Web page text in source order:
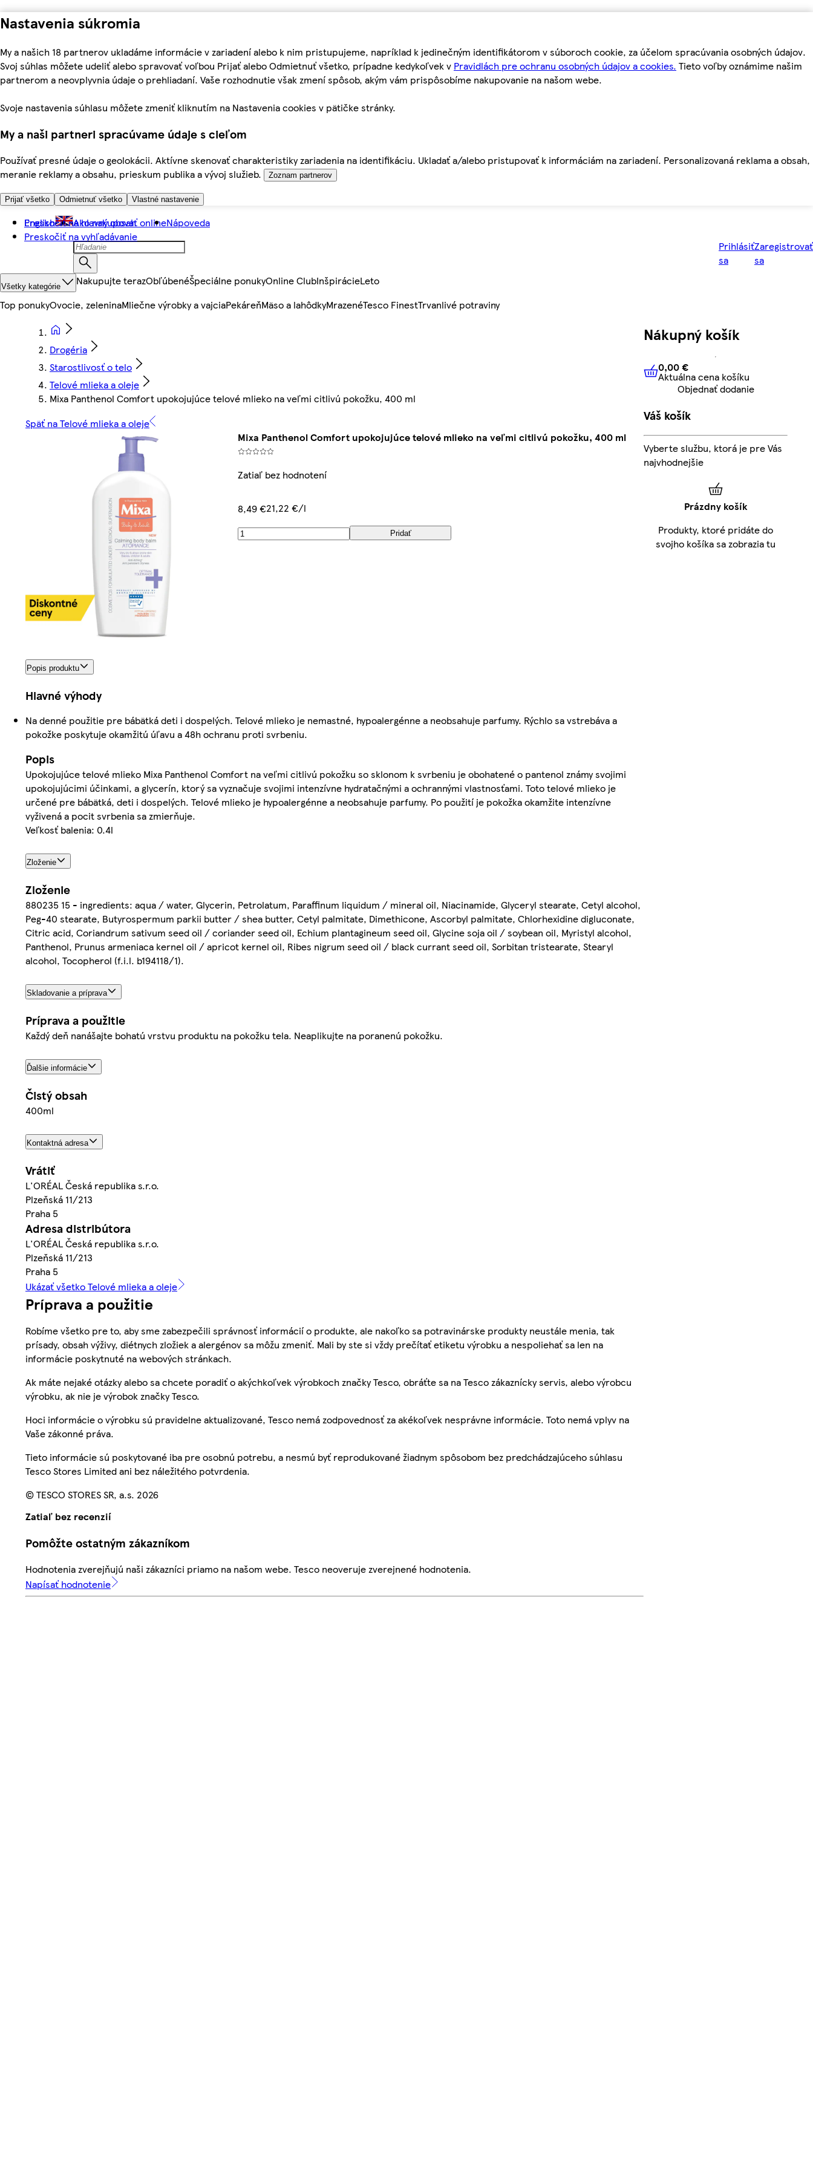
Nastavenia súkromia
My a našich 18 partnerov ukladáme informácie v zariadení alebo k nim pristupujeme, napríklad k jedinečným identifikátorom v súboroch cookie, za účelom spracúvania osobných údajov.
Svoj súhlas môžete udeliť alebo spravovať voľbou Prijať alebo Odmietnuť všetko, prípadne kedykoľvek v Pravidlách pre ochranu osobných údajov a cookies. Tieto voľby oznámime našim
partnerom a neovplyvnia údaje o prehliadaní. Vaše rozhodnutie však zmení spôsob, akým vám prispôsobíme nakupovanie na našom webe.
Svoje nastavenia súhlasu môžete zmeniť kliknutím na Nastavenia cookies v pätičke stránky.
My a naši partneri spracúvame údaje s cieľom
Používať presné údaje o geolokácii. Aktívne skenovať charakteristiky zariadenia na identifikáciu. Ukladať a/alebo pristupovať k informáciám na zariadení. Personalizovaná reklama a obsah,
meranie reklamy a obsahu, prieskum publika a vývoj služieb.
Zoznam partnerov
Prijať všetko Odmietnuť všetko Vlastné nastavenie
Preskočiť na hlavný obsah
Preskočiť na vyhľadávanie
English Ako nakupovať onlineNápoveda
Prihlásiť
sa
Zaregistrovať
sa
Všetky kategórie Nakupujte terazObľúbenéŠpeciálne ponukyOnline ClubInšpirácieLeto
Top ponukyOvocie, zeleninaMliečne výrobky a vajciaPekáreňMäso a lahôdkyMrazenéTesco FinestTrvanlivé potraviny
Drogéria
Starostlivosť o telo
Telové mlieka a oleje
Mixa Panthenol Comfort upokojujúce telové mlieko na veľmi citlivú pokožku, 400 ml
Späť na Telové mlieka a oleje
Mixa Panthenol Comfort upokojujúce telové mlieko na veľmi citlivú pokožku, 400 ml
Zatiaľ bez hodnotení
8,49 €21,22 €/l
Pridať
Popis produktu
Hlavné výhody
Na denné použitie pre bábätká deti i dospelých. Telové mlieko je nemastné, hypoalergénne a neobsahuje parfumy. Rýchlo sa vstrebáva a
pokožke poskytuje okamžitú úľavu a 48h ochranu proti svrbeniu.
Popis
Upokojujúce telové mlieko Mixa Panthenol Comfort na veľmi citlivú pokožku so sklonom k svrbeniu je obohatené o pantenol známy svojimi
upokojujúcimi účinkami, a glycerín, ktorý sa vyznačuje svojimi intenzívne hydratačnými a ochrannými vlastnosťami. Toto telové mlieko je
určené pre bábätká, deti i dospelých. Telové mlieko je hypoalergénne a neobsahuje parfumy. Po použití je pokožka okamžite intenzívne
vyživená a pocit svrbenia sa zmierňuje.
Veľkosť balenia: 0.4l
Zloženie
Zloženie
880235 15 - ingredients: aqua / water, Glycerin, Petrolatum, Paraffinum liquidum / mineral oil, Niacinamide, Glyceryl stearate, Cetyl alcohol,
Peg-40 stearate, Butyrospermum parkii butter / shea butter, Cetyl palmitate, Dimethicone, Ascorbyl palmitate, Chlorhexidine digluconate,
Citric acid, Coriandrum sativum seed oil / coriander seed oil, Echium plantagineum seed oil, Glycine soja oil / soybean oil, Myristyl alcohol,
Panthenol, Prunus armeniaca kernel oil / apricot kernel oil, Ribes nigrum seed oil / black currant seed oil, Sorbitan tristearate, Stearyl
alcohol, Tocopherol (f.i.l. b194118/1).
Skladovanie a príprava
Príprava a použitie
Každý deň nanášajte bohatú vrstvu produktu na pokožku tela. Neaplikujte na poranenú pokožku.
Ďalšie informácie
Čistý obsah
400ml
Kontaktná adresa
Vrátiť
L'ORÉAL Česká republika s.r.o.
Plzeňská 11/213
Praha 5
Adresa distribútora
L'ORÉAL Česká republika s.r.o.
Plzeňská 11/213
Praha 5
Ukázať všetko Telové mlieka a oleje
Príprava a použitie
Robíme všetko pre to, aby sme zabezpečili správnosť informácií o produkte, ale nakoľko sa potravinárske produkty neustále menia, tak
prísady, obsah výživy, diétnych zložiek a alergénov sa môžu zmeniť. Mali by ste si vždy prečítať etiketu výrobku a nespoliehať sa len na
informácie poskytnuté na webových stránkach.
Ak máte nejaké otázky alebo sa chcete poradiť o akýchkoľvek výrobkoch značky Tesco, obráťte sa na Tesco zákaznícky servis, alebo výrobcu
výrobku, ak nie je výrobok značky Tesco.
Hoci informácie o výrobku sú pravidelne aktualizované, Tesco nemá zodpovednosť za akékoľvek nesprávne informácie. Toto nemá vplyv na
Vaše zákonné práva.
Tieto informácie sú poskytované iba pre osobnú potrebu, a nesmú byť reprodukované žiadnym spôsobom bez predchádzajúceho súhlasu
Tesco Stores Limited ani bez náležitého potvrdenia.
© TESCO STORES SR, a.s. 2026
Zatiaľ bez recenzií
Pomôžte ostatným zákazníkom
Hodnotenia zverejňujú naši zákazníci priamo na našom webe. Tesco neoveruje zverejnené hodnotenia.
Napísať hodnotenie
Nákupný košík
0,00 € Aktuálna cena košíku
0,00 €
Aktuálna cena košíku
Objednať dodanie
Váš košík
Vyberte službu, ktorá je pre Vás
najvhodnejšie
Prázdny košík
Produkty, ktoré pridáte do
svojho košíka sa zobrazia tu